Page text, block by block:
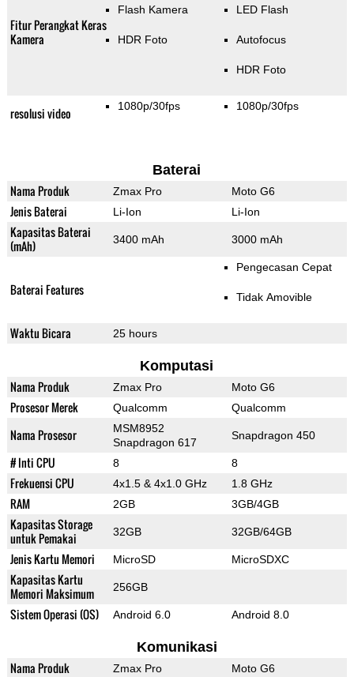
Fitur Perangkat Keras
Kamera
Flash Kamera
HDR Foto
LED Flash
Autofocus
HDR Foto
resolusi video 1080p/30fps 1080p/30fps
Baterai
Nama Produk Zmax Pro Moto G6
Jenis Baterai Li-Ion Li-Ion
Kapasitas Baterai
(mAh)
3400 mAh 3000 mAh
Baterai Features
Pengecasan Cepat
Tidak Amovible
Waktu Bicara 25 hours
Komputasi
Nama Produk Zmax Pro Moto G6
Prosesor Merek Qualcomm Qualcomm
Nama Prosesor
MSM8952
Snapdragon 617
Snapdragon 450
# Inti CPU 8 8
Frekuensi CPU 4x1.5 & 4x1.0 GHz 1.8 GHz
RAM 2GB 3GB/4GB
Kapasitas Storage
untuk Pemakai
32GB 32GB/64GB
Jenis Kartu Memori MicroSD MicroSDXC
Kapasitas Kartu
Memori Maksimum
256GB
Sistem Operasi (OS) Android 6.0 Android 8.0
Komunikasi
Nama Produk Zmax Pro Moto G6